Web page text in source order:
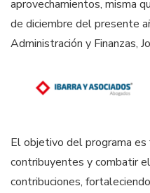
aprovechamientos, misma
de diciembre del presente
Administración y Finanzas,
El objetivo del programa
contribuyentes y combatir
contribuciones,